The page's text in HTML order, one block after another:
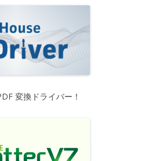
変換ドライバー！